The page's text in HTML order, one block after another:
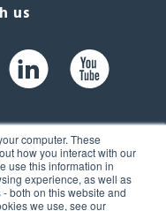
computer. These
how you interact with our
use this information in
experience, as well as
both on this website and
we use, see our
us
104,
USA